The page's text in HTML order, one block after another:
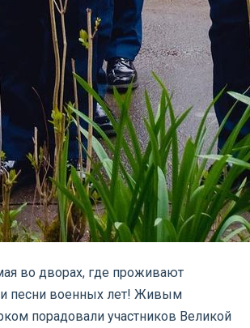
во дворах, где проживают
песни военных лет! Живым
порадовали участников Великой